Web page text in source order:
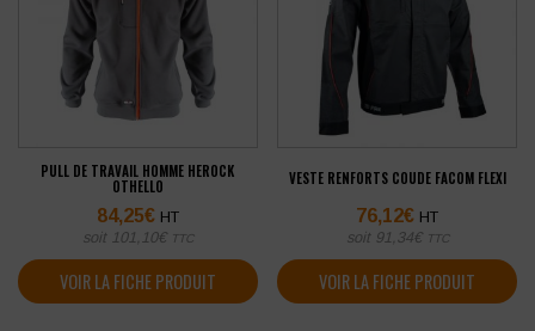
PULL DE TRAVAIL HOMME HEROCK
OTHELLO
84,25€ HT
soit 101,10€ TTC
VOIR LA FICHE PRODUIT
VESTE RENFORTS COUDE FACOM FLEXI
76,12€ HT
soit 91,34€ TTC
VOIR LA FICHE PRODUIT